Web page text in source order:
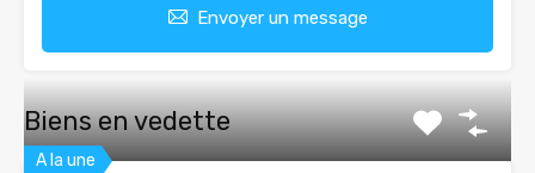
Envoyer un message
Biens en vedette
A la une